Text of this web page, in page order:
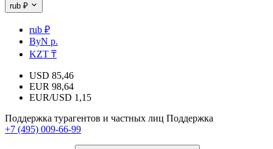
rub ₽
rub ₽
ByN р.
KZT ₸
USD 85,46
EUR 98,64
EUR/USD 1,15
Поддержка турагентов и частных лиц Поддержка
+7 (495) 009-66-99